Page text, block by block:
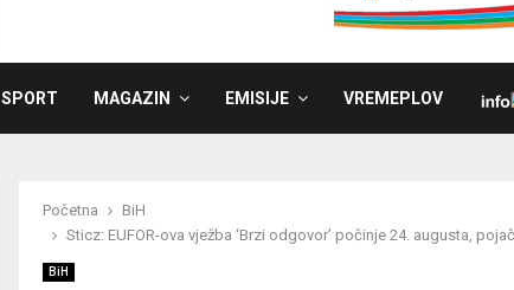
SPORT MAGAZIN EMISIJE VREMEPLOV
Početna
BiH
Sticz: EUFOR-ova vježba ‘Brzi odgovor’ počinje 24. augusta,
BiH